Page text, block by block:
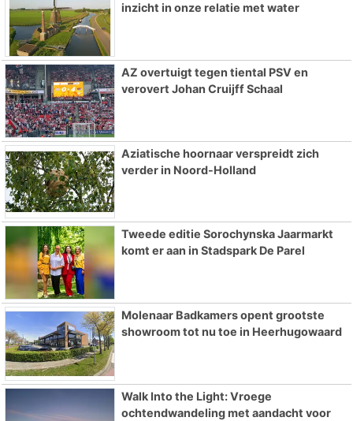
inzicht in onze relatie met water
AZ overtuigt tegen tiental PSV en
verovert Johan Cruijff Schaal
Aziatische hoornaar verspreidt zich
verder in Noord-Holland
Tweede editie Sorochynska Jaarmarkt
komt er aan in Stadspark De Parel
Molenaar Badkamers opent grootste
showroom tot nu toe in Heerhugowaard
Walk Into the Light: Vroege
ochtendwandeling met aandacht voor